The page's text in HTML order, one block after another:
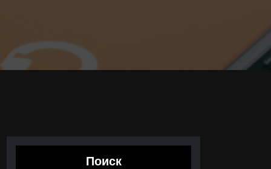
Поиск